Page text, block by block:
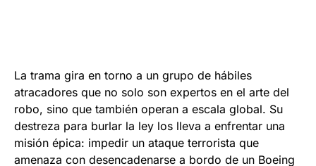
La trama gira en torno a un grupo de hábiles
atracadores que no solo son expertos en el arte del
robo, sino que también operan a escala global. Su
destreza para burlar la ley los lleva a enfrentar una
misión épica: impedir un ataque terrorista que
amenaza con desencadenarse a bordo de un Boeing